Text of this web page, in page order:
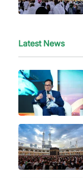
Latest News